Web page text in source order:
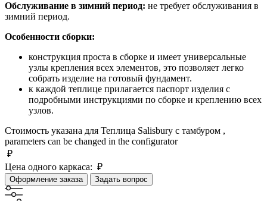
Обслуживание в зимний период: не требует обслуживания в
зимний период.
Особенности сборки:
конструкция проста в сборке и имеет универсальные
узлы крепления всех элементов, это позволяет легко
собрать изделие на готовый фундамент.
к каждой теплице прилагается паспорт изделия с
подробными инструкциями по сборке и креплению всех
узлов.
Стоимость указана для Теплица Salisbury с тамбуром ,
parameters can be changed in the configurator
₽
Цена одного каркаса: ₽
Оформление заказа Задать вопрос